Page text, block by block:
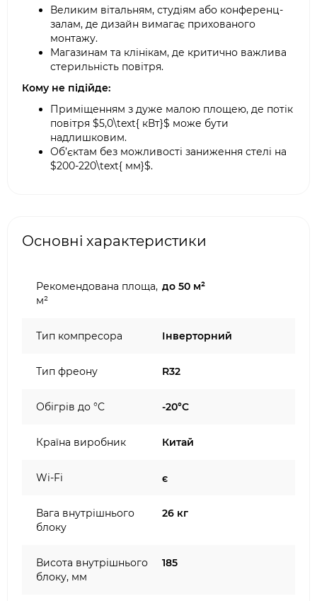
Великим вітальням, студіям або конференц-
залам, де дизайн вимагає прихованого
монтажу.
Магазинам та клінікам, де критично важлива
стерильність повітря.
Кому не підійде:
Приміщенням з дуже малою площею, де потік
повітря $5,0\text{ кВт}$ може бути
надлишковим.
Об’єктам без можливості заниження стелі на
$200-220\text{ мм}$.
Основні характеристики
Рекомендована площа,
м²
до 50 м²
Тип компресора Інверторний
Тип фреону R32
Обігрів до °C -20°C
Країна виробник Китай
Wi-Fi є
Вага внутрішнього
блоку
26 кг
Висота внутрішнього
блоку, мм
185